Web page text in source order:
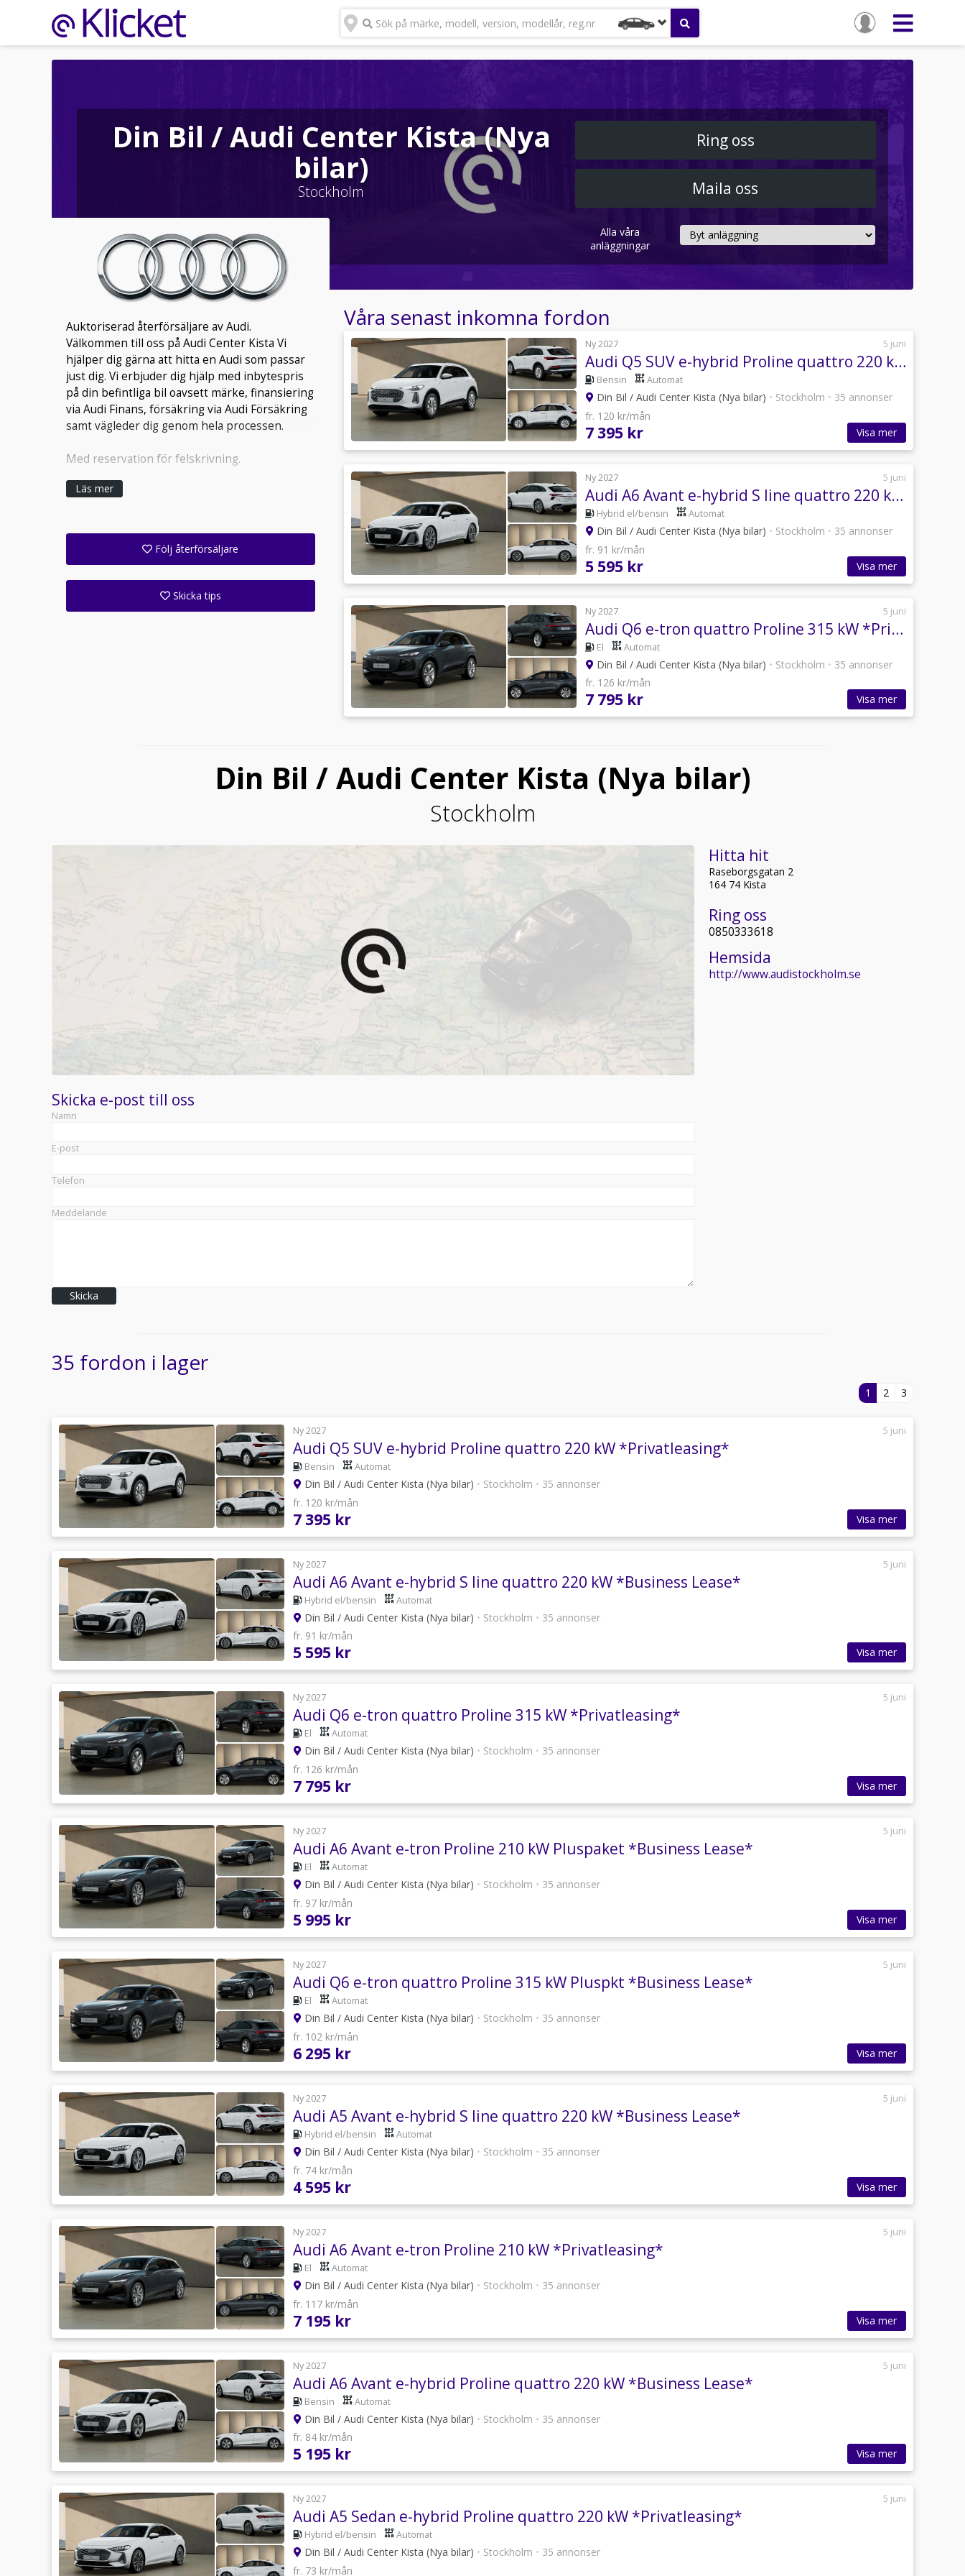
Sök på märke, modell, version, modellår, reg.nr
Din Bil / Audi Center Kista (Nya
bilar)
Stockholm
Ring oss
Maila oss
Alla våra
anläggningar
Auktoriserad återförsäljare av Audi.
Välkommen till oss på Audi Center Kista Vi
hjälper dig gärna att hitta en Audi som passar
just dig. Vi erbjuder dig hjälp med inbytespris
på din befintliga bil oavsett märke, finansiering
via Audi Finans, försäkring via Audi Försäkring
samt vägleder dig genom hela processen.
Med reservation för felskrivning.
Läs mer
Följ återförsäljare
Skicka tips
Våra senast inkomna fordon
Ny 2027 5 juni
Audi Q5 SUV e-hybrid Proline quattro 220 kW *Privatleasing*
Bensin Automat
Din Bil / Audi Center Kista (Nya bilar) • Stockholm • 35 annonser
fr. 120 kr/mån
7 395 kr Visa mer
Ny 2027 5 juni
Audi A6 Avant e-hybrid S line quattro 220 kW *Business Lease*
Hybrid el/bensin Automat
Din Bil / Audi Center Kista (Nya bilar) • Stockholm • 35 annonser
fr. 91 kr/mån
5 595 kr Visa mer
Ny 2027 5 juni
Audi Q6 e-tron quattro Proline 315 kW *Privatleasing*
El Automat
Din Bil / Audi Center Kista (Nya bilar) • Stockholm • 35 annonser
fr. 126 kr/mån
7 795 kr Visa mer
Din Bil / Audi Center Kista (Nya bilar)
Stockholm
Skicka e-post till oss
Namn
E-post
Telefon
Meddelande
Skicka
Hitta hit
Raseborgsgatan 2
164 74 Kista
Ring oss
0850333618
Hemsida
http://www.audistockholm.se
35 fordon i lager
1 2 3
Ny 2027 5 juni
Audi Q5 SUV e-hybrid Proline quattro 220 kW *Privatleasing*
Bensin Automat
Din Bil / Audi Center Kista (Nya bilar) • Stockholm • 35 annonser
fr. 120 kr/mån
7 395 kr Visa mer
Ny 2027 5 juni
Audi A6 Avant e-hybrid S line quattro 220 kW *Business Lease*
Hybrid el/bensin Automat
Din Bil / Audi Center Kista (Nya bilar) • Stockholm • 35 annonser
fr. 91 kr/mån
5 595 kr Visa mer
Ny 2027 5 juni
Audi Q6 e-tron quattro Proline 315 kW *Privatleasing*
El Automat
Din Bil / Audi Center Kista (Nya bilar) • Stockholm • 35 annonser
fr. 126 kr/mån
7 795 kr Visa mer
Ny 2027 5 juni
Audi A6 Avant e-tron Proline 210 kW Pluspaket *Business Lease*
El Automat
Din Bil / Audi Center Kista (Nya bilar) • Stockholm • 35 annonser
fr. 97 kr/mån
5 995 kr Visa mer
Ny 2027 5 juni
Audi Q6 e-tron quattro Proline 315 kW Pluspkt *Business Lease*
El Automat
Din Bil / Audi Center Kista (Nya bilar) • Stockholm • 35 annonser
fr. 102 kr/mån
6 295 kr Visa mer
Ny 2027 5 juni
Audi A5 Avant e-hybrid S line quattro 220 kW *Business Lease*
Hybrid el/bensin Automat
Din Bil / Audi Center Kista (Nya bilar) • Stockholm • 35 annonser
fr. 74 kr/mån
4 595 kr Visa mer
Ny 2027 5 juni
Audi A6 Avant e-tron Proline 210 kW *Privatleasing*
El Automat
Din Bil / Audi Center Kista (Nya bilar) • Stockholm • 35 annonser
fr. 117 kr/mån
7 195 kr Visa mer
Ny 2027 5 juni
Audi A6 Avant e-hybrid Proline quattro 220 kW *Business Lease*
Bensin Automat
Din Bil / Audi Center Kista (Nya bilar) • Stockholm • 35 annonser
fr. 84 kr/mån
5 195 kr Visa mer
Ny 2027 5 juni
Audi A5 Sedan e-hybrid Proline quattro 220 kW *Privatleasing*
Hybrid el/bensin Automat
Din Bil / Audi Center Kista (Nya bilar) • Stockholm • 35 annonser
fr. 73 kr/mån